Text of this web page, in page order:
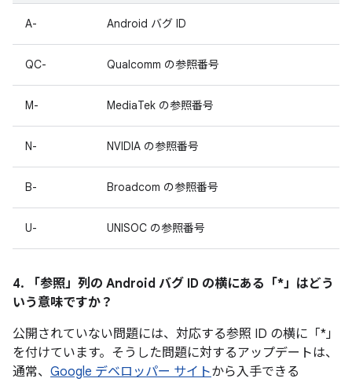
A- Android バグ ID
QC- Qualcomm の参照番号
M- MediaTek の参照番号
N- NVIDIA の参照番号
B- Broadcom の参照番号
U- UNISOC の参照番号
4. 「参照」 列の Android バグ ID の横にある「*」はどう
いう意味ですか？
公開されていない問題には、対応する参照 ID の横に「*」
を付けています。そうした問題に対するアップデートは、
通常、 Google デベロッパー サイトから入手できる